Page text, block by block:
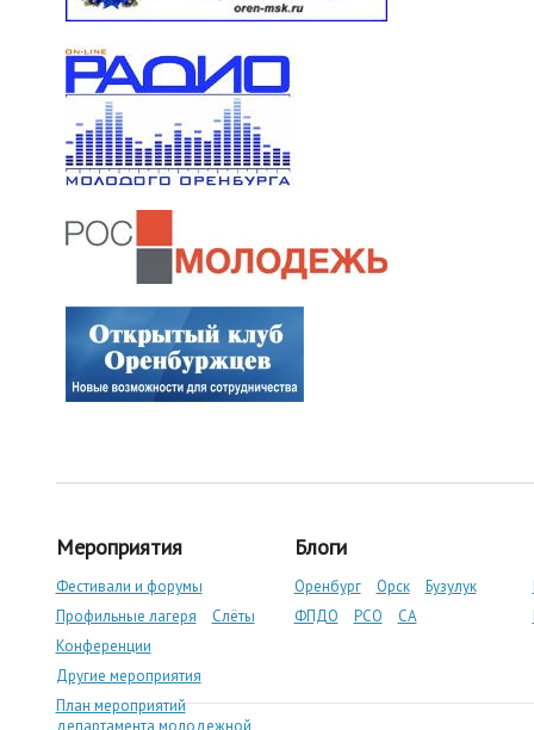
Мероприятия
Фестивали и форумы
Профильные лагеря
Слёты
Конференции
Другие мероприятия
План мероприятий
Блоги
Оренбург Орск
Бузулук
ФПДО
РСО СА